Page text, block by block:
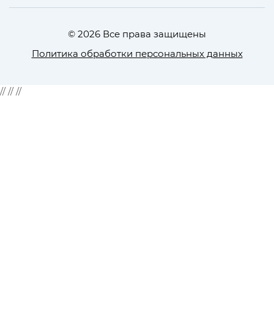
© 2026 Все права защищены
Политика обработки персональных данных
//////